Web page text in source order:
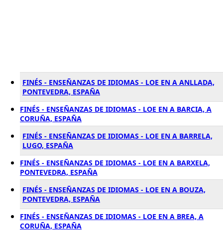
FINÉS - ENSEÑANZAS DE IDIOMAS - LOE EN A ANLLADA,
PONTEVEDRA, ESPAÑA
FINÉS - ENSEÑANZAS DE IDIOMAS - LOE EN A BARCIA, A
CORUÑA, ESPAÑA
FINÉS - ENSEÑANZAS DE IDIOMAS - LOE EN A BARRELA,
LUGO, ESPAÑA
FINÉS - ENSEÑANZAS DE IDIOMAS - LOE EN A BARXELA,
PONTEVEDRA, ESPAÑA
FINÉS - ENSEÑANZAS DE IDIOMAS - LOE EN A BOUZA,
PONTEVEDRA, ESPAÑA
FINÉS - ENSEÑANZAS DE IDIOMAS - LOE EN A BREA, A
CORUÑA, ESPAÑA